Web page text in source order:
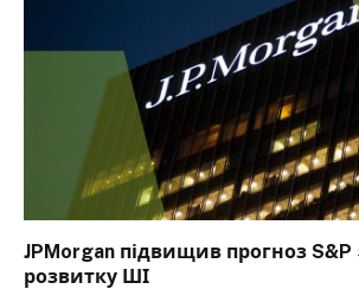
JPMorgan підвищив прогноз
розвитку ШІ